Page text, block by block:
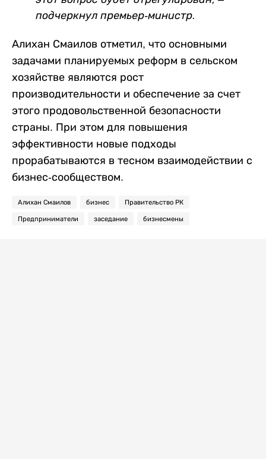
подчеркнул премьер-министр.
Алихан Смаилов отметил, что основными
задачами планируемых реформ в сельском
хозяйстве являются рост
производительности и обеспечение за счет
этого продовольственной безопасности
страны. При этом для повышения
эффективности новые подходы
прорабатываются в тесном взаимодействии с
бизнес-сообществом.
Алихан Смаилов бизнес Правительство РК
Предприниматели заседание бизнесмены